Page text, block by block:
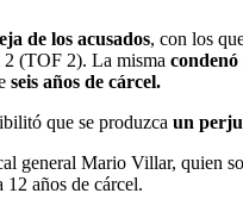
de los acusados, con los
2 (TOF 2). La misma
seis años de cárcel.
que se produzca un
general Mario Villar,
12 años de cárcel.